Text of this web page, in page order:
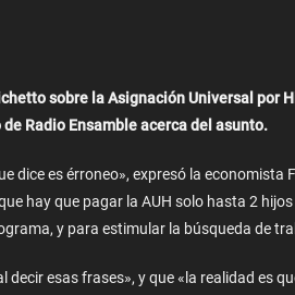
sobre la Asignación Universal por
Radio Ensamble acerca del asunto.
dice es érroneo», expresó la economista
hay que pagar la AUH solo hasta 2
y para estimular la búsqueda de
esas frases», y que «la realidad es